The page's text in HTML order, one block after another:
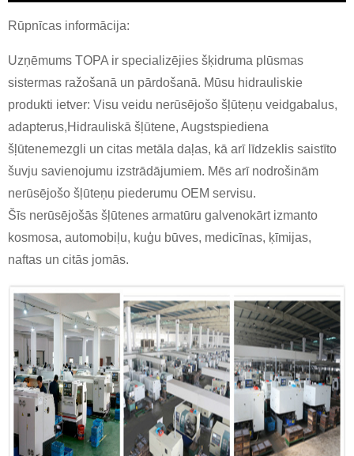
Rūpnīcas informācija:
Uzņēmums TOPA ir specializējies šķidruma plūsmas
sistermas ražošanā un pārdošanā. Mūsu hidrauliskie
produkti ietver: Visu veidu nerūsējošo šļūteņu veidgabalus,
adapterus,Hidrauliskā šļūtene, Augstspiediena
šļūtenemezgli un citas metāla daļas, kā arī līdzeklis saistīto
šuvju savienojumu izstrādājumiem. Mēs arī nodrošinām
nerūsējošo šļūteņu piederumu OEM servisu.
Šīs nerūsējošās šļūtenes armatūru galvenokārt izmanto
kosmosa, automobiļu, kuģu būves, medicīnas, ķīmijas,
naftas un citās jomās.